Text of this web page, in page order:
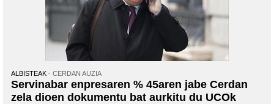
ALBISTEAK CERDAN AUZIA
Servinabar enpresaren % 45aren jabe Cerdan
zela dioen dokumentu bat aurkitu du UCOk